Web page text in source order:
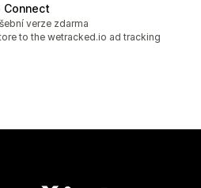
100
verze zdarma
to the wetracked.io ad tracking